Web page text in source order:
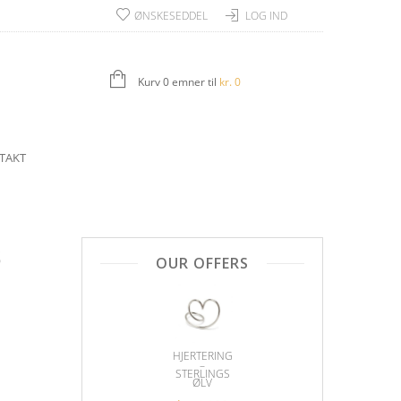
LOG IND
ØNSKESEDDEL
Kurv 0 emner til kr.0
OUR OFFERS
HJERTERING
–
STERLINGS
ØLV